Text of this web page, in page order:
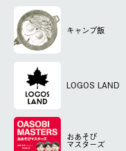
キャンプ飯
LOGOS LAND
おあそび
マスターズ